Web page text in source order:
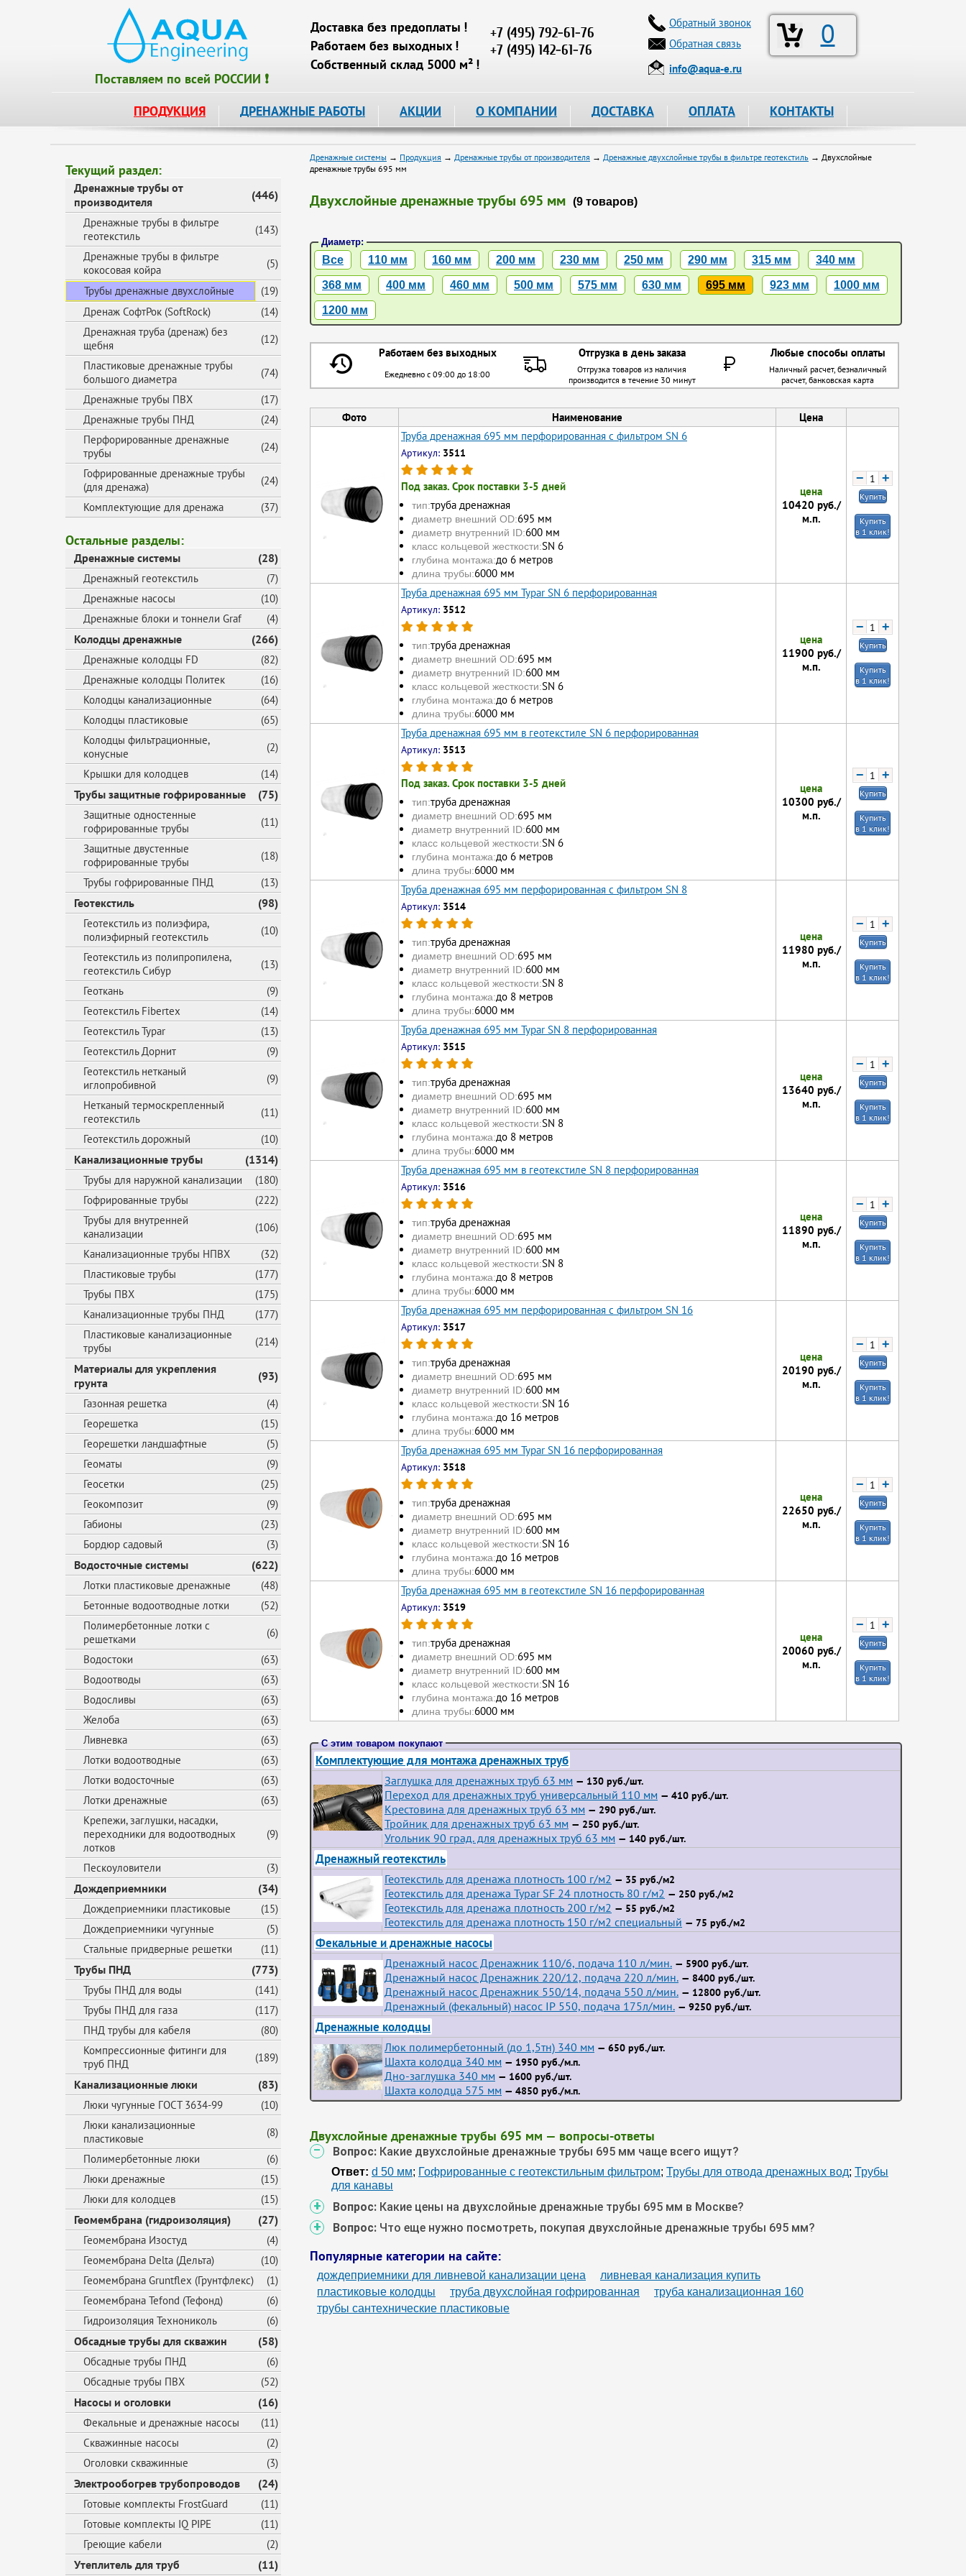
Поставляем по всей РОССИИ ❗
Доставка без предоплаты !
Работаем без выходных !
Собственный склад 5000 м² !
+7 (495) 792-61-76
+7 (495) 142-61-76
0
Обратный звонок
Обратная связь
info@aqua-e.ru
ПРОДУКЦИЯ ДРЕНАЖНЫЕ РАБОТЫ АКЦИИ О КОМПАНИИ ДОСТАВКА ОПЛАТА КОНТАКТЫ
Текущий раздел:
Дренажные трубы от
производителя
(446)
Дренажные трубы в фильтре
геотекстиль
(143)
Дренажные трубы в фильтре
кокосовая койра
(5)
Трубы дренажные двухслойные
(19)
Дренаж СофтРок (SoftRock)
(14)
Дренажная труба (дренаж) без
щебня
(12)
Пластиковые дренажные трубы
большого диаметра
(74)
Дренажные трубы ПВХ
(17)
Дренажные трубы ПНД
(24)
Перфорированные дренажные
трубы
(24)
Гофрированные дренажные трубы
(для дренажа)
(24)
Комплектующие для дренажа
(37)
Остальные разделы:
Дренажные системы (28)
Дренажный геотекстиль
(7)
Дренажные насосы
(10)
Дренажные блоки и тоннели Graf
(4)
Колодцы дренажные (266)
Дренажные колодцы FD
(82)
Дренажные колодцы Политек
(16)
Колодцы канализационные
(64)
Колодцы пластиковые
(65)
Колодцы фильтрационные,
конусные
(2)
Крышки для колодцев
(14)
Трубы защитные гофрированные (75)
Защитные одностенные
гофрированные трубы
(11)
Защитные двустенные
гофрированные трубы
(18)
Трубы гофрированные ПНД
(13)
Геотекстиль (98)
Геотекстиль из полиэфира,
полиэфирный геотекстиль
(10)
Геотекстиль из полипропилена,
геотекстиль Сибур
(13)
Геоткань
(9)
Геотекстиль Fibertex
(14)
Геотекстиль Typar
(13)
Геотекстиль Дорнит
(9)
Геотекстиль нетканый
иглопробивной
(9)
Нетканый термоскрепленный
геотекстиль
(11)
Геотекстиль дорожный
(10)
Канализационные трубы (1314)
Трубы для наружной канализации
(180)
Гофрированные трубы
(222)
Трубы для внутренней
канализации
(106)
Канализационные трубы НПВХ
(32)
Пластиковые трубы
(177)
Трубы ПВХ
(175)
Канализационные трубы ПНД
(177)
Пластиковые канализационные
трубы
(214)
Материалы для укрепления
грунта
(93)
Газонная решетка
(4)
Георешетка
(15)
Георешетки ландшафтные
(5)
Геоматы
(9)
Геосетки
(25)
Геокомпозит
(9)
Габионы
(23)
Бордюр садовый
(3)
Водосточные системы (622)
Лотки пластиковые дренажные
(48)
Бетонные водоотводные лотки
(52)
Полимербетонные лотки с
решетками
(6)
Водостоки
(63)
Водоотводы
(63)
Водосливы
(63)
Желоба
(63)
Ливневка
(63)
Лотки водоотводные
(63)
Лотки водосточные
(63)
Лотки дренажные
(63)
Крепежи, заглушки, насадки,
переходники для водоотводных
лотков
(9)
Пескоуловители (3)
Дождеприемники (34)
Дождеприемники пластиковые
(15)
Дождеприемники чугунные
(5)
Стальные придверные решетки
(11)
Трубы ПНД (773)
Трубы ПНД для воды
(141)
Трубы ПНД для газа
(117)
ПНД трубы для кабеля
(80)
Компрессионные фитинги для
труб ПНД
(189)
Канализационные люки (83)
Люки чугунные ГОСТ 3634-99
(10)
Люки канализационные
пластиковые
(8)
Полимербетонные люки
(6)
Люки дренажные
(15)
Люки для колодцев
(15)
Геомембрана (гидроизоляция) (27)
Геомембрана Изостуд
(4)
Геомембрана Delta (Дельта)
(10)
Геомембрана Gruntflex (Грунтфлекс)
(1)
Геомембрана Tefond (Тефонд)
(6)
Гидроизоляция Технониколь
(6)
Обсадные трубы для скважин (58)
Обсадные трубы ПНД
(6)
Обсадные трубы ПВХ
(52)
Насосы и оголовки (16)
Фекальные и дренажные насосы
(11)
Скважинные насосы
(2)
Оголовки скважинные
(3)
Электрообогрев трубопроводов (24)
Готовые комплекты FrostGuard
(11)
Готовые комплекты IQ PIPE
(11)
Греющие кабели
(2)
Утеплитель для труб (11)
Дренажные системы → Продукция → Дренажные трубы от производителя → Дренажные двухслойные трубы в фильтре геотекстиль → Двухслойные
дренажные трубы 695 мм
Двухслойные дренажные трубы 695 мм (9 товаров)
Диаметр:
Все 110 мм 160 мм 200 мм 230 мм 250 мм 290 мм 315 мм 340 мм
368 мм 400 мм 460 мм 500 мм 575 мм 630 мм 695 мм 923 мм 1000 мм
1200 мм
Работаем без выходных Отгрузка в день заказа Любые способы оплаты
Ежедневно с 09:00 до 18:00
Отгрузка товаров из наличия
производится в течение 30 минут
Наличный расчет, безналичный
расчет, банковская карта
Фото Наименование
Цена
Труба дренажная 695 мм перфорированная с фильтром SN 6
Артикул: 3511
Под заказ. Срок поставки 3-5 дней
тип:труба дренажная
диаметр внешний OD:695 мм
диаметр внутренний ID:600 мм
класс кольцевой жесткости:SN 6
глубина монтажа:до 6 метров
длина трубы:6000 мм
цена
10420 руб./
м.п.
− +
Купить
Купить
в 1 клик!
Труба дренажная 695 мм Typar SN 6 перфорированная
Артикул: 3512
тип:труба дренажная
диаметр внешний OD:695 мм
диаметр внутренний ID:600 мм
класс кольцевой жесткости:SN 6
глубина монтажа:до 6 метров
длина трубы:6000 мм
цена
11900 руб./
м.п.
− +
Купить
Купить
в 1 клик!
Труба дренажная 695 мм в геотекстиле SN 6 перфорированная
Артикул: 3513
Под заказ. Срок поставки 3-5 дней
тип:труба дренажная
диаметр внешний OD:695 мм
диаметр внутренний ID:600 мм
класс кольцевой жесткости:SN 6
глубина монтажа:до 6 метров
длина трубы:6000 мм
цена
10300 руб./
м.п.
− +
Купить
Купить
в 1 клик!
Труба дренажная 695 мм перфорированная с фильтром SN 8
Артикул: 3514
тип:труба дренажная
диаметр внешний OD:695 мм
диаметр внутренний ID:600 мм
класс кольцевой жесткости:SN 8
глубина монтажа:до 8 метров
длина трубы:6000 мм
цена
11980 руб./
м.п.
− +
Купить
Купить
в 1 клик!
Труба дренажная 695 мм Typar SN 8 перфорированная
Артикул: 3515
тип:труба дренажная
диаметр внешний OD:695 мм
диаметр внутренний ID:600 мм
класс кольцевой жесткости:SN 8
глубина монтажа:до 8 метров
длина трубы:6000 мм
цена
13640 руб./
м.п.
− +
Купить
Купить
в 1 клик!
Труба дренажная 695 мм в геотекстиле SN 8 перфорированная
Артикул: 3516
тип:труба дренажная
диаметр внешний OD:695 мм
диаметр внутренний ID:600 мм
класс кольцевой жесткости:SN 8
глубина монтажа:до 8 метров
длина трубы:6000 мм
цена
11890 руб./
м.п.
− +
Купить
Купить
в 1 клик!
Труба дренажная 695 мм перфорированная с фильтром SN 16
Артикул: 3517
тип:труба дренажная
диаметр внешний OD:695 мм
диаметр внутренний ID:600 мм
класс кольцевой жесткости:SN 16
глубина монтажа:до 16 метров
длина трубы:6000 мм
цена
20190 руб./
м.п.
− +
Купить
Купить
в 1 клик!
Труба дренажная 695 мм Typar SN 16 перфорированная
Артикул: 3518
тип:труба дренажная
диаметр внешний OD:695 мм
диаметр внутренний ID:600 мм
класс кольцевой жесткости:SN 16
глубина монтажа:до 16 метров
длина трубы:6000 мм
цена
22650 руб./
м.п.
− +
Купить
Купить
в 1 клик!
Труба дренажная 695 мм в геотекстиле SN 16 перфорированная
Артикул: 3519
тип:труба дренажная
диаметр внешний OD:695 мм
диаметр внутренний ID:600 мм
класс кольцевой жесткости:SN 16
глубина монтажа:до 16 метров
длина трубы:6000 мм
цена
20060 руб./
м.п.
− +
Купить
Купить
в 1 клик!
С этим товаром покупают
Комплектующие для монтажа дренажных труб
Заглушка для дренажных труб 63 мм — 130 руб./шт.
Переход для дренажных труб универсальный 110 мм — 410 руб./шт.
Крестовина для дренажных труб 63 мм — 290 руб./шт.
Тройник для дренажных труб 63 мм — 250 руб./шт.
Угольник 90 град. для дренажных труб 63 мм — 140 руб./шт.
Дренажный геотекстиль
Геотекстиль для дренажа плотность 100 г/м2 — 35 руб./м2
Геотекстиль для дренажа Typar SF 24 плотность 80 г/м2 — 250 руб./м2
Геотекстиль для дренажа плотность 200 г/м2 — 55 руб./м2
Геотекстиль для дренажа плотность 150 г/м2 специальный — 75 руб./м2
Фекальные и дренажные насосы
Дренажный насос Дренажник 110/6, подача 110 л/мин. — 5900 руб./шт.
Дренажный насос Дренажник 220/12, подача 220 л/мин. — 8400 руб./шт.
Дренажный насос Дренажник 550/14, подача 550 л/мин. — 12800 руб./шт.
Дренажный (фекальный) насос IP 550, подача 175л/мин. — 9250 руб./шт.
Дренажные колодцы
Люк полимербетонный (до 1,5тн) 340 мм — 650 руб./шт.
Шахта колодца 340 мм — 1950 руб./м.п.
Дно-заглушка 340 мм — 1600 руб./шт.
Шахта колодца 575 мм — 4850 руб./м.п.
Двухслойные дренажные трубы 695 мм — вопросы-ответы
Вопрос: Какие двухслойные дренажные трубы 695 мм чаще всего ищут?
Ответ: d 50 мм; Гофрированные с геотекстильным фильтром; Трубы для отвода дренажных вод; Трубы
для канавы
Вопрос: Какие цены на двухслойные дренажные трубы 695 мм в Москве?
Вопрос: Что еще нужно посмотреть, покупая двухслойные дренажные трубы 695 мм?
Популярные категории на сайте:
дождеприемники для ливневой канализации цена
ливневая канализация купить
пластиковые колодцы
труба двухслойная гофрированная
труба канализационная 160
трубы сантехнические пластиковые